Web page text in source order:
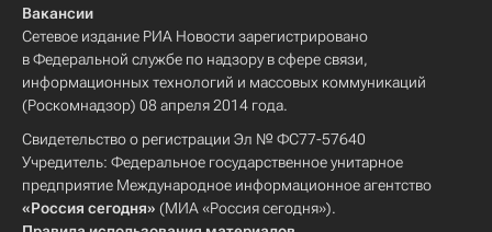
Вакансии
Сетевое издание РИА Новости зарегистрировано
в Федеральной службе по надзору в сфере связи,
информационных технологий и массовых коммуникаций
(Роскомнадзор) 08 апреля 2014 года.
Свидетельство о регистрации Эл № ФС77-57640
Учредитель: Федеральное государственное унитарное
предприятие Международное информационное агентство
«Россия сегодня» (МИА «Россия сегодня»).